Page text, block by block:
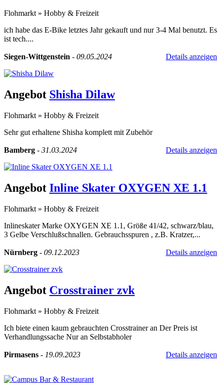
Flohmarkt » Hobby & Freizeit
ich habe das E-Bike letztes Jahr gekauft und nur 3-4 Mal benutzt. Es
ist tech....
Siegen-Wittgenstein - 09.05.2024 Details anzeigen
Angebot Shisha Dilaw
Flohmarkt » Hobby & Freizeit
Sehr gut erhaltene Shisha komplett mit Zubehör
Bamberg - 31.03.2024 Details anzeigen
Angebot Inline Skater OXYGEN XE 1.1
Flohmarkt » Hobby & Freizeit
Inlineskater Marke OXYGEN XE 1.1, Größe 41/42, schwarz/blau,
3 Gelbe Verschlußschnallen. Gebrauchsspuren , z.B. Kratzer,...
Nürnberg - 09.12.2023 Details anzeigen
Angebot Crosstrainer zvk
Flohmarkt » Hobby & Freizeit
Ich biete einen kaum gebrauchten Crosstrainer an Der Preis ist
Verhandlungssache Nur an Selbstabholer
Pirmasens - 19.09.2023 Details anzeigen